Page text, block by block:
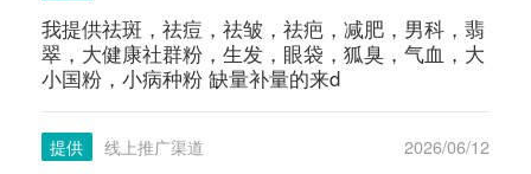
我提供祛斑，祛痘，祛皱，祛疤，减肥，男科，翡
翠，大健康社群粉，生发，眼袋，狐臭，气血，大
小国粉，小病种粉 缺量补量的来d
提供 线上推广渠道 2026/06/12